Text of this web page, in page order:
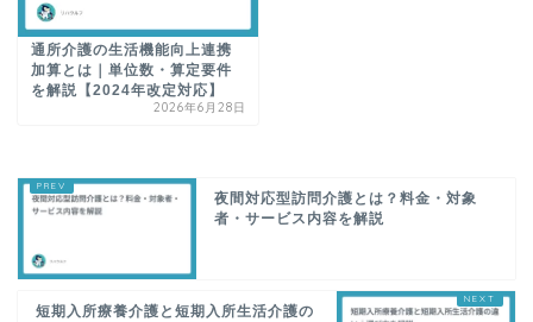
通所介護の生活機能向上連携
加算とは｜単位数・算定要件
を解説【2024年改定対応】
2026年6月28日
夜間対応型訪問介護とは？料金・対象
者・サービス内容を解説
短期入所療養介護と短期入所生活介護の